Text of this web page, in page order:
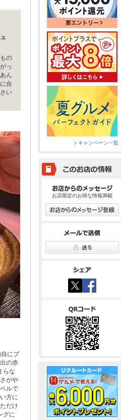
の
っ
ん
合
い
にブ
の赤
らな
がや
ルで
方に
だけ
グに
キャンペーン一覧
お店限定のお得な情報満載